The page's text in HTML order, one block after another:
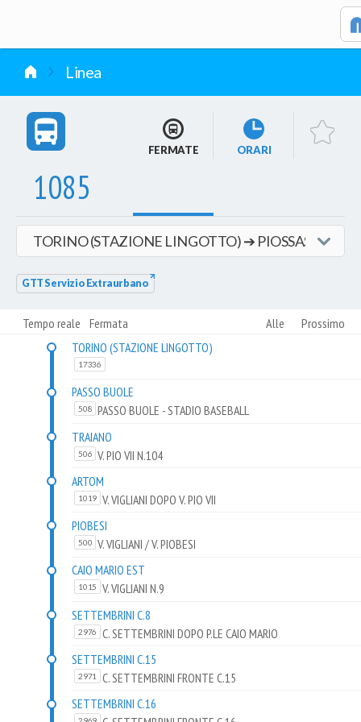
Linea
1085
FERMATE ORARI
GTT Servizio Extraurbano
Tempo reale Fermata Alle
Prossimo
TORINO (STAZIONE LINGOTTO)
17336
PASSO BUOLE
508
PASSO BUOLE - STADIO BASEBALL
TRAIANO
506
V. PIO VII N.104
ARTOM
1019 V. VIGLIANI DOPO V. PIO VII
PIOBESI
500
V. VIGLIANI / V. PIOBESI
CAIO MARIO EST
1015
V. VIGLIANI N.9
SETTEMBRINI C.8
2976
C. SETTEMBRINI DOPO P.LE CAIO MARIO
SETTEMBRINI C.15
2971
C. SETTEMBRINI FRONTE C.15
SETTEMBRINI C.16